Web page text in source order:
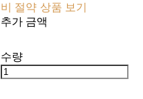
비 절약 상품 보기
추가 금액
수량